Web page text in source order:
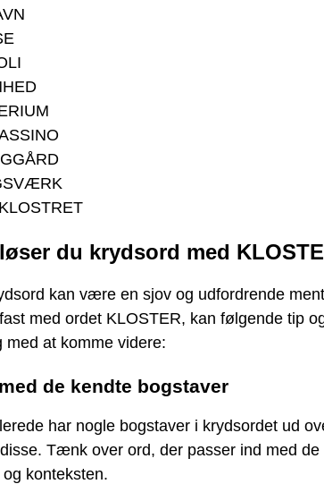
du krydsord med
kan være en sjov og udfordrende
med ordet KLOSTER, kan følgende tip
at komme videre:
de kendte bogstaver
har nogle bogstaver i krydsordet ud
Tænk over ord, der passer ind med de
konteksten.